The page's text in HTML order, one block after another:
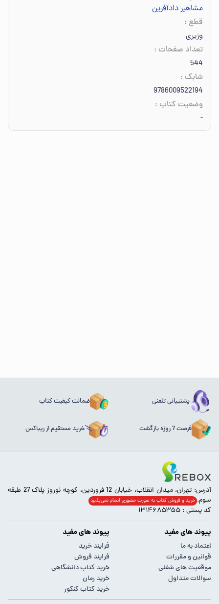
مشاهیر دادآفرین
قطع :
وزیری
تعداد صفحات :
544
شابک :
9786009522194
وضعیت کتاب :
-
پشتیبانی تلفنی ضمانت کیفیت کتاب
فرصت 7 روزه بازگشت خرید مستقیم از ریباکس
آدرس: تهران، میدان انقلاب، خیابان 12 فروردین، کوچه نوروز پلاک 27 طبقه
سوم. خرید و فروش کتاب به صورت حضوری انجام‌ نمی‌پذیرد
کد پستی : ۱۳۱۴۶۸۵۳۵۵
پیوند های مفید
اعتماد به ما
قوانین و مقررات
موقعیت های شغلی
سوالات متداول
پیوند های مفید
فرایند خرید
فرایند فروش
خرید کتاب دانشگاهی
خرید رمان
خرید کتاب کنکور